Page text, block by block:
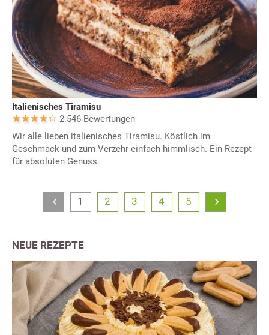
Italienisches Tiramisu
2.546 Bewertungen
Wir alle lieben italienisches Tiramisu. Köstlich im
Geschmack und zum Verzehr einfach himmlisch. Ein Rezept
für absoluten Genuss.
1 2 3 4 5
NEUE REZEPTE